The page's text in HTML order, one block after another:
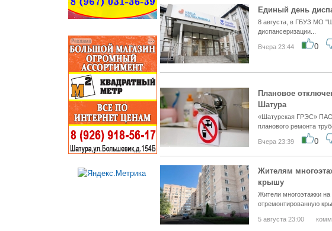
Единый день
8 августа, в ГБУЗ МО
диспансеризации...
Вчера 23:44 0
Плановое
Шатура
«Шатурская ГРЭС»
планового ремонта
Вчера 23:39 0
Жителям
крышу
Жители многоэтажки
отремонтированную
5 августа 23:00